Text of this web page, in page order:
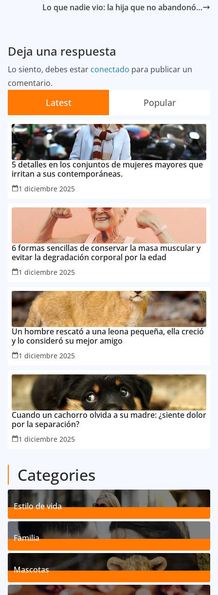
Lo que nadie vio: la hija que no abandonó…
Deja una respuesta
Lo siento, debes estar conectado para publicar un
comentario.
Latest Popular
5 detalles en los conjuntos de mujeres mayores que
irritan a sus contemporáneas.
1 diciembre 2025
6 formas sencillas de conservar la masa muscular y
evitar la degradación corporal por la edad
1 diciembre 2025
Un hombre rescató a una leona pequeña, ella creció
y lo consideró su mejor amigo
1 diciembre 2025
Cuando un cachorro olvida a su madre: ¿siente dolor
por la separación?
1 diciembre 2025
Categories
Estilo de vida
192Posts
Familia
527Posts
Mascotas
119Posts